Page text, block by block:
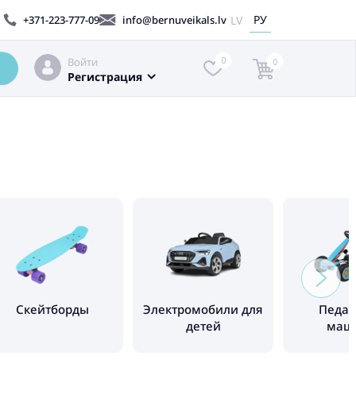
+371-223-777-09 info@bernuveikals.lv LV РУ
Войти
Регистрация
0 0
Cкейтборды
Электромобили для
детей